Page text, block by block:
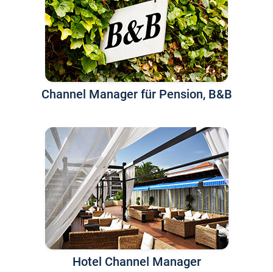
Channel Manager für Pension, B&B
Hotel Channel Manager